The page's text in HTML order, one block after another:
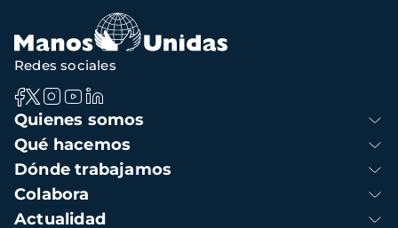
navegación
Navegación
principal
Quienes somos
Qué hacemos
Dónde trabajamos
Colabora
Actualidad
Redes sociales